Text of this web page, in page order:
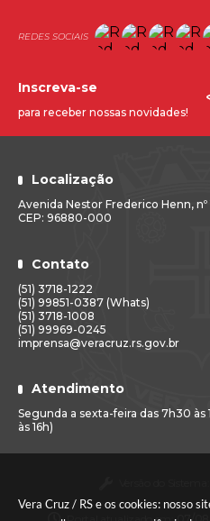
Vera Cruz / RS e os cookies: nosso
Localização
Avenida Nestor Frederico Henn, nº
CEP: 96880-000
Contato
(51) 3718-1222
(51) 99851-0387 (Whats)
(51) 3718-1008
(51) 99969-0245
imprensa@veracruz.rs.gov.br
Atendimento
Segunda a sexta-feira das 7h30 às
às 16h)
Inscreva-se
para receber nossas novidades!